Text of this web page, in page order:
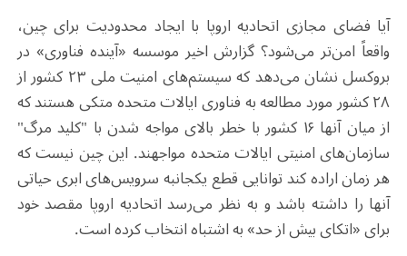
آیا فضای مجازی اتحادیه اروپا با ایجاد محدودیت برای چین،
واقعاً امن‌تر می‌شود؟ گزارش اخیر موسسه «آینده فناوری» در
بروکسل نشان می‌دهد که سیستم‌های امنیت ملی ۲۳ کشور از
۲۸ کشور مورد مطالعه به فناوری ایالات متحده متکی هستند که
از میان آنها ۱۶ کشور با خطر بالای مواجه شدن با "کلید مرگ"
سازمان‌های امنیتی ایالات متحده مواجهند. این چین نیست که
هر زمان اراده کند توانایی قطع یکجانبه سرویس‌های ابری حیاتی
آنها را داشته باشد و به نظر می‌رسد اتحادیه اروپا مقصد خود
برای «اتکای بیش از حد» به اشتباه انتخاب کرده است.